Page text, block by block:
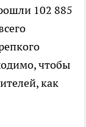
102 885
чтобы
как